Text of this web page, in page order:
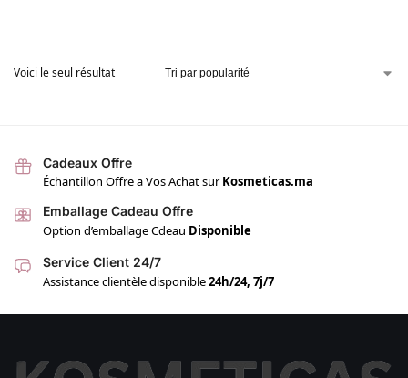
Voici le seul résultat
Cadeaux Offre
Échantillon Offre a Vos Achat surKosmeticas.ma
Emballage Cadeau Offre
Option d’emballage Cdeau Disponible
Service Client 24/7
Assistance clientèle disponible24h/24, 7j/7